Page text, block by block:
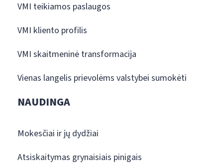
VMI teikiamos paslaugos
VMI kliento profilis
VMI skaitmeninė transformacija
Vienas langelis prievolėms valstybei sumokėti
NAUDINGA
Mokesčiai ir jų dydžiai
Atsiskaitymas grynaisiais pinigais